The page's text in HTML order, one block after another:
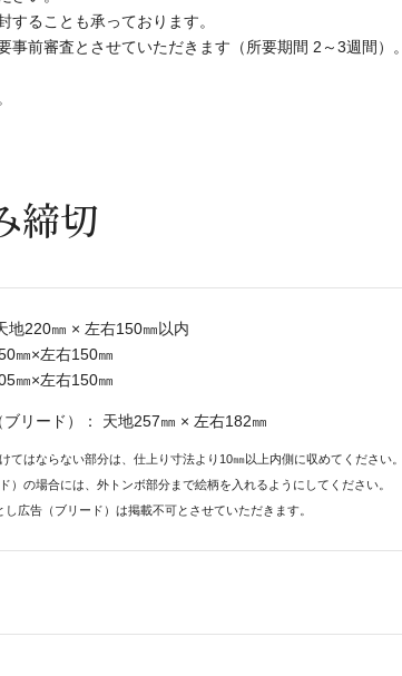
ることも承っております。
事前審査とさせていただきます（所要期間 2～3週間）
締切
地220㎜ × 左右150㎜以内
㎜×左右150㎜
㎜×左右150㎜
リード）： 天地257㎜ × 左右182㎜
てはならない部分は、仕上り寸法より10㎜以上内側に収めてください
）の場合には、外トンボ部分まで絵柄を入れるようにしてください。
広告（ブリード）は掲載不可とさせていただきます。